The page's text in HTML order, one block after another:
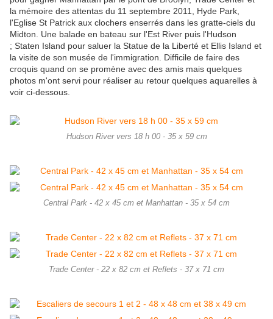
la mémoire des attentas du 11 septembre 2011, Hyde Park,
l'Eglise St Patrick aux clochers enserrés dans les gratte-ciels du
Midton. Une balade en bateau sur l'Est River puis l'Hudson
; Staten Island pour saluer la Statue de la Liberté et Ellis Island et
la visite de son musée de l'immigration. Difficile de faire des
croquis quand on se promène avec des amis mais quelques
photos m'ont servi pour réaliser au retour quelques aquarelles à
voir ci-dessous.
Hudson River vers 18 h 00 - 35 x 59 cm
Central Park - 42 x 45 cm et Manhattan - 35 x 54 cm
Trade Center - 22 x 82 cm et Reflets - 37 x 71 cm